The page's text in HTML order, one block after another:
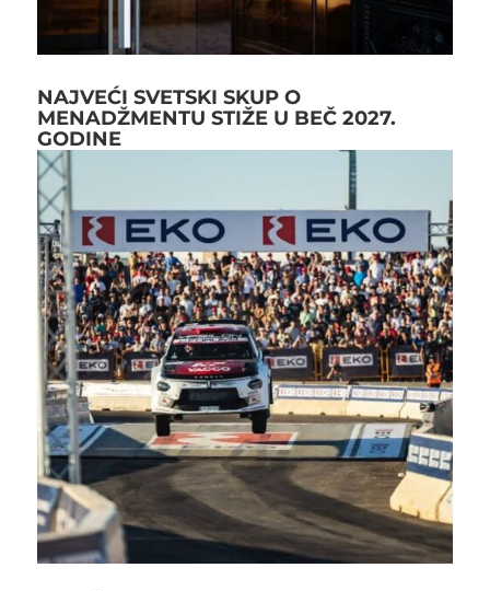
NAJVEĆI SVETSKI SKUP O
MENADŽMENTU STIŽE U BEČ 2027.
GODINE